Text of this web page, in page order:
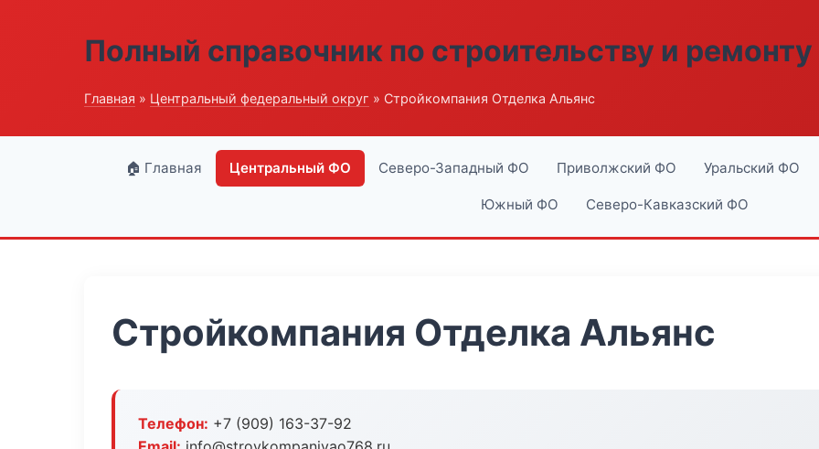
Полный справочник по строительству и ремонту
Главная » Центральный федеральный округ » Стройкомпания Отделка Альянс
🏠 Главная Центральный ФО Северо-Западный ФО Приволжский ФО Уральский ФО
Южный ФО Северо-Кавказский ФО
Стройкомпания Отделка Альянс
Телефон: +7 (909) 163-37-92